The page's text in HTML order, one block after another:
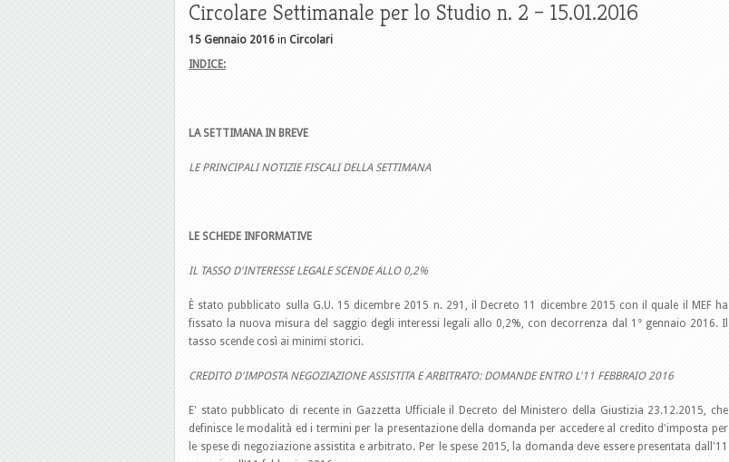
Circolare Settimanale per lo Studio n. 2 – 15.01.2016
15 Gennaio 2016 in Circolari
INDICE:
LA SETTIMANA IN BREVE
LE PRINCIPALI NOTIZIE FISCALI DELLA SETTIMANA
LE SCHEDE INFORMATIVE
IL TASSO D'INTERESSE LEGALE SCENDE ALLO 0,2%
È stato pubblicato sulla G.U. 15 dicembre 2015 n. 291, il Decreto 11 dicembre 2015 con il quale il MEF ha
fissato la nuova misura del saggio degli interessi legali allo 0,2%, con decorrenza dal 1° gennaio 2016. Il
tasso scende così ai minimi storici.
CREDITO D'IMPOSTA NEGOZIAZIONE ASSISTITA E ARBITRATO: DOMANDE ENTRO L'11 FEBBRAIO 2016
E' stato pubblicato di recente in Gazzetta Ufficiale il Decreto del Ministero della Giustizia 23.12.2015, che
definisce le modalità ed i termini per la presentazione della domanda per accedere al credito d'imposta per
le spese di negoziazione assistita e arbitrato. Per le spese 2015, la domanda deve essere presentata dall'11